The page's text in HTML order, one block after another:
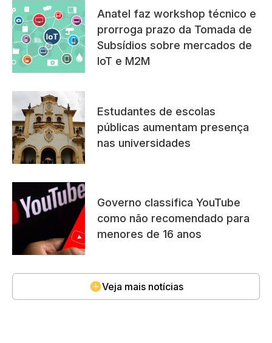
Anatel faz workshop técnico e
prorroga prazo da Tomada de
Subsídios sobre mercados de
IoT e M2M
Estudantes de escolas
públicas aumentam presença
nas universidades
Governo classifica YouTube
como não recomendado para
menores de 16 anos
Veja mais notícias